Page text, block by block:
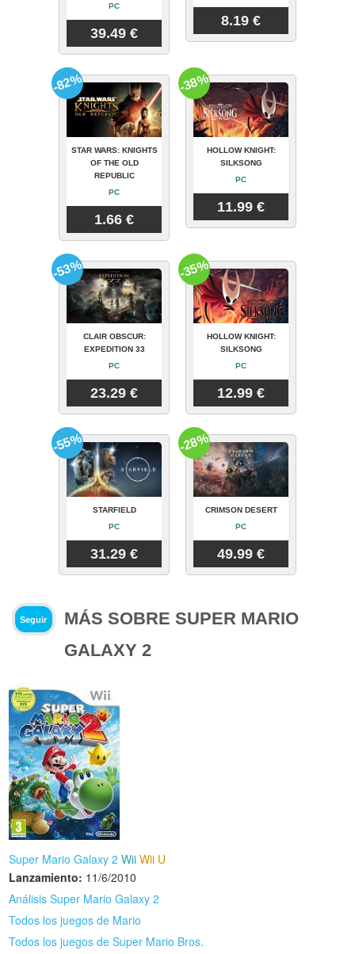
PC
39.49 €
8.19 €
STAR WARS: KNIGHTS
OF THE OLD
REPUBLIC
PC
1.66 €
-82%
HOLLOW KNIGHT:
SILKSONG
PC
11.99 €
-38%
CLAIR OBSCUR:
EXPEDITION 33
PC
23.29 €
-53%
HOLLOW KNIGHT:
SILKSONG
PC
12.99 €
-35%
STARFIELD
PC
31.29 €
-55%
CRIMSON DESERT
PC
49.99 €
-28%
Seguir
MÁS SOBRE SUPER MARIO
GALAXY 2
Super Mario Galaxy 2 Wii Wii U
Lanzamiento: 11/6/2010
Análisis Super Mario Galaxy 2
Todos los juegos de Mario
Todos los juegos de Super Mario Bros.